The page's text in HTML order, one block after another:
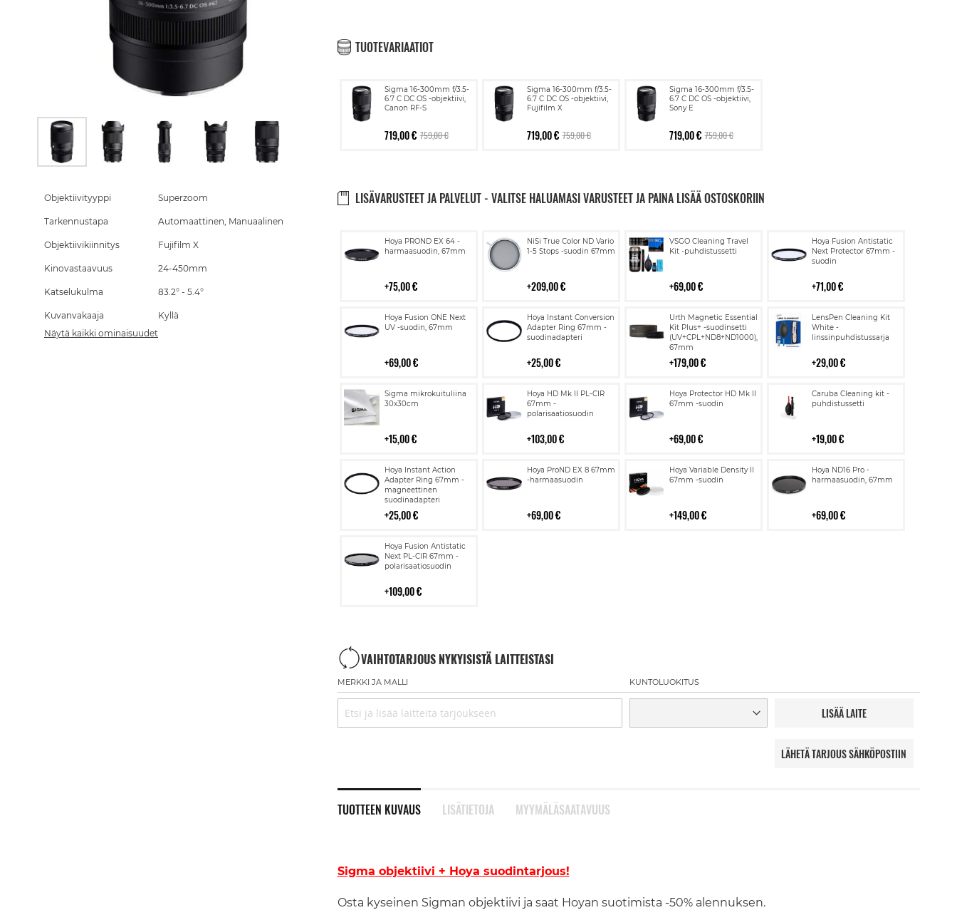
TUOTEVARIAATIOT
Sigma 16-300mm f/3.5-
6.7 C DC OS -objektiivi,
Canon RF-S
719,00 € 759,00 €
Sigma 16-300mm f/3.5-
6.7 C DC OS -objektiivi,
Fujifilm X
719,00 € 759,00 €
Sigma 16-300mm f/3.5-
6.7 C DC OS -objektiivi,
Sony E
719,00 € 759,00 €
LISÄVARUSTEET JA PALVELUT - VALITSE HALUAMASI VARUSTEET JA PAINA LISÄÄ OSTOSKORIIN
Hoya PROND EX 64 -
harmaasuodin, 67mm
75,00 €
Lisää
ostoskoriin
NiSi True Color ND Vario
1-5 Stops -suodin 67mm
209,00 €
Lisää
ostoskoriin
VSGO Cleaning Travel
Kit -puhdistussetti
69,00 €
Lisää
ostoskoriin
Hoya Fusion Antistatic
Next Protector 67mm -
suodin
71,00 €
Lisää
ostoskoriin
Hoya Fusion ONE Next
UV -suodin, 67mm
69,00 €
Lisää
ostoskoriin
Hoya Instant Conversion
Adapter Ring 67mm -
suodinadapteri
25,00 €
Lisää
ostoskoriin
Urth Magnetic Essential
Kit Plus+ -suodinsetti
(UV+CPL+ND8+ND1000),
67mm
179,00 €
Lisää
ostoskoriin
LensPen Cleaning Kit
White -
linssinpuhdistussarja
29,00 €
Lisää
ostoskoriin
Sigma mikrokuituliina
30x30cm
15,00 €
Lisää
ostoskoriin
Hoya HD Mk II PL-CIR
67mm -
polarisaatiosuodin
103,00 €
Lisää
ostoskoriin
Hoya Protector HD Mk II
67mm -suodin
69,00 €
Lisää
ostoskoriin
Caruba Cleaning kit -
puhdistussetti
19,00 €
Lisää
ostoskoriin
Hoya Instant Action
Adapter Ring 67mm -
magneettinen
suodinadapteri
25,00 €
Lisää
ostoskoriin
Hoya ProND EX 8 67mm
-harmaasuodin
69,00 €
Lisää
ostoskoriin
Hoya Variable Density II
67mm -suodin
149,00 €
Lisää
ostoskoriin
Hoya ND16 Pro -
harmaasuodin, 67mm
69,00 €
Lisää
ostoskoriin
Hoya Fusion Antistatic
Next PL-CIR 67mm -
polarisaatiosuodin
109,00 €
Lisää
ostoskoriin
VAIHTOTARJOUS NYKYISISTÄ LAITTEISTASI
MERKKI JA MALLI KUNTOLUOKITUS
LISÄÄ LAITE
LÄHETÄ TARJOUS SÄHKÖPOSTIIN
TUOTTEEN KUVAUS
Sigma objektiivi + Hoya suodintarjous!
Osta kyseinen Sigman objektiivi ja saat Hoyan suotimista -50% alennuksen.
LISÄTIETOJA MYYMÄLÄSAATAVUUS
the
of
images
Objektiivityyppi Superzoom
Tarkennustapa Automaattinen, Manuaalinen
Objektiivikiinnitys Fujifilm X
Kinovastaavuus 24-450mm
Katselukulma 83.2° - 5.4°
Kuvanvakaaja
Kyllä
Näytä kaikki ominaisuudet